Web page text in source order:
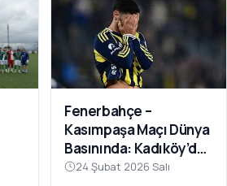
Fenerbahçe –
Kasımpaşa Maçı Dünya
Basınında: Kadıköy’de
Büyük Şok
24 Şubat 2026 Salı